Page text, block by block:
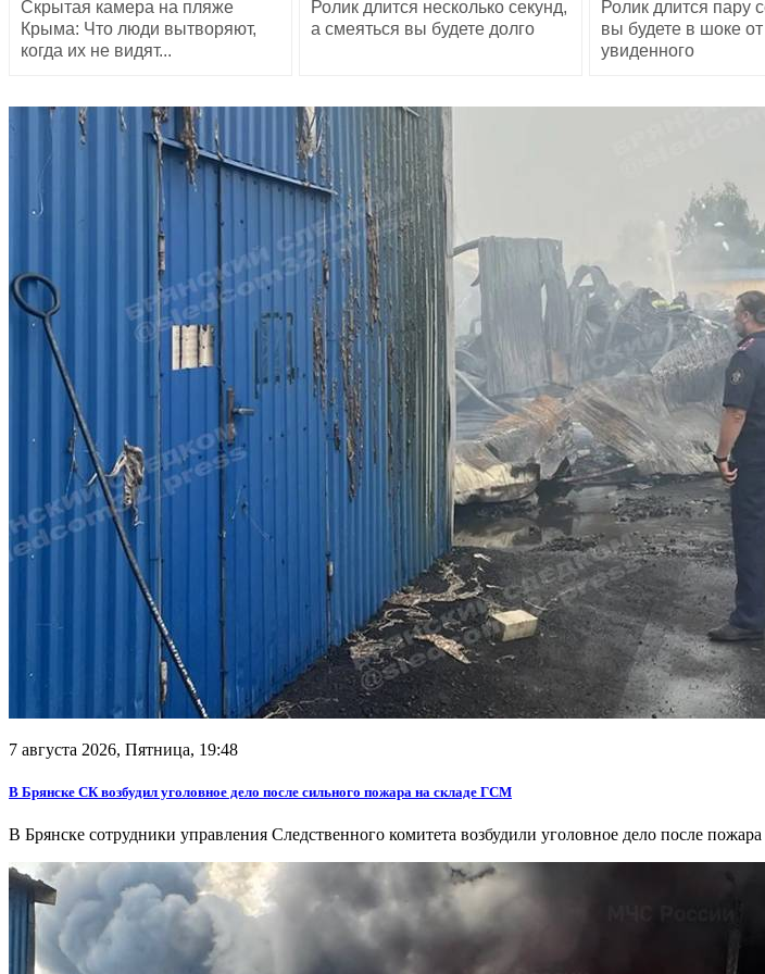
Скрытая камера на пляже
Крыма: Что люди вытворяют,
когда их не видят...
Ролик длится несколько секунд,
а смеяться вы будете долго
Ролик длится пару
вы будете в шоке от
увиденного
7 августа 2026, Пятница, 19:48
В Брянске СК возбудил уголовное дело после сильного пожара на складе ГСМ
В Брянске сотрудники управления Следственного комитета возбудили уголовное дело после